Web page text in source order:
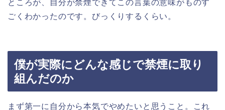
ところが、自分が禁煙できてこの言葉の意味がものす
ごくわかったのです。びっくりするくらい。
僕が実際にどんな感じで禁煙に取り
組んだのか
まず第一に自分から本気でやめたいと思うこと。これ